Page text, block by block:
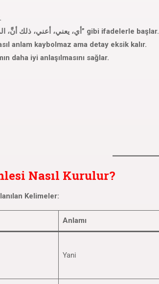
Genellikle “أي، يعني، أعني، ذلك أنَّ، المقصود بـ، بمعنى” gibi ifadelerle başlar.
anlam kaybolmaz ama detay eksik kalır.
daha iyi anlaşılmasını sağlar.
Nasıl Kurulur?
Kelimeler:
Anlamı
Yani